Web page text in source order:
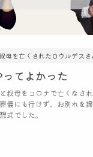
母を亡くされたロウルデスさ
てよかった
叔母をコロナで亡くなさ
儀にも行けず、お別れを
式でした。